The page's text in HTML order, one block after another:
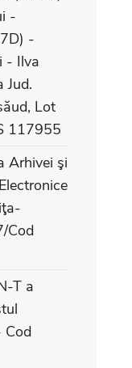
-
-
- Ilva
Jud.
Lot
117955
Arhivei şi
Cod
T a
Cod